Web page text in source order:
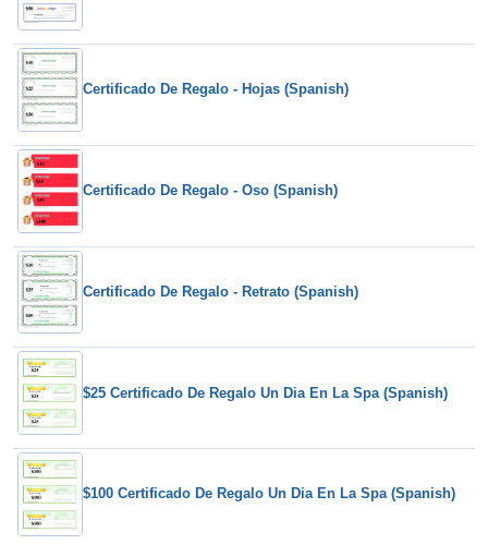
Certificado De Regalo - Hojas (Spanish)
Certificado De Regalo - Oso (Spanish)
Certificado De Regalo - Retrato (Spanish)
$25 Certificado De Regalo Un Dia En La Spa (Spanish)
$100 Certificado De Regalo Un Dia En La Spa (Spanish)